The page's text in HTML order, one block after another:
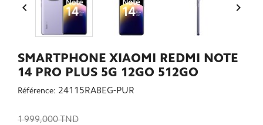
 
SMARTPHONE XIAOMI REDMI NOTE
14 PRO PLUS 5G 12GO 512GO
Référence: 24115RA8EG-PUR
1 999,000 TND